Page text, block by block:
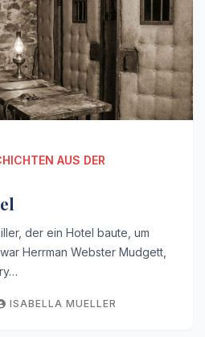
AUS DER
der ein Hotel baute, um
Herrman Webster Mudgett,
ISABELLA MUELLER